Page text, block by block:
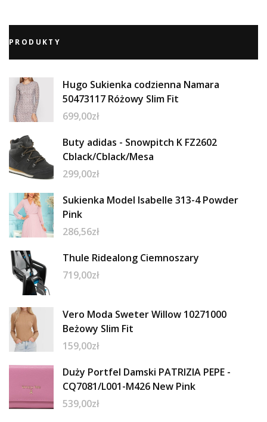
PRODUKTY
Hugo Sukienka codzienna Namara
50473117 Różowy Slim Fit
699,00zł
Buty adidas - Snowpitch K FZ2602
Cblack/Cblack/Mesa
299,00zł
Sukienka Model Isabelle 313-4 Powder
Pink
286,56zł
Thule Ridealong Ciemnoszary
719,00zł
Vero Moda Sweter Willow 10271000
Beżowy Slim Fit
159,00zł
Duży Portfel Damski PATRIZIA PEPE -
CQ7081/L001-M426 New Pink
539,00zł